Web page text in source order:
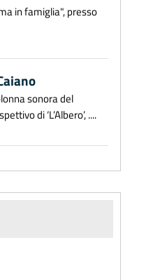
in famiglia", presso
sonora del
di ‘L’Albero’, ....